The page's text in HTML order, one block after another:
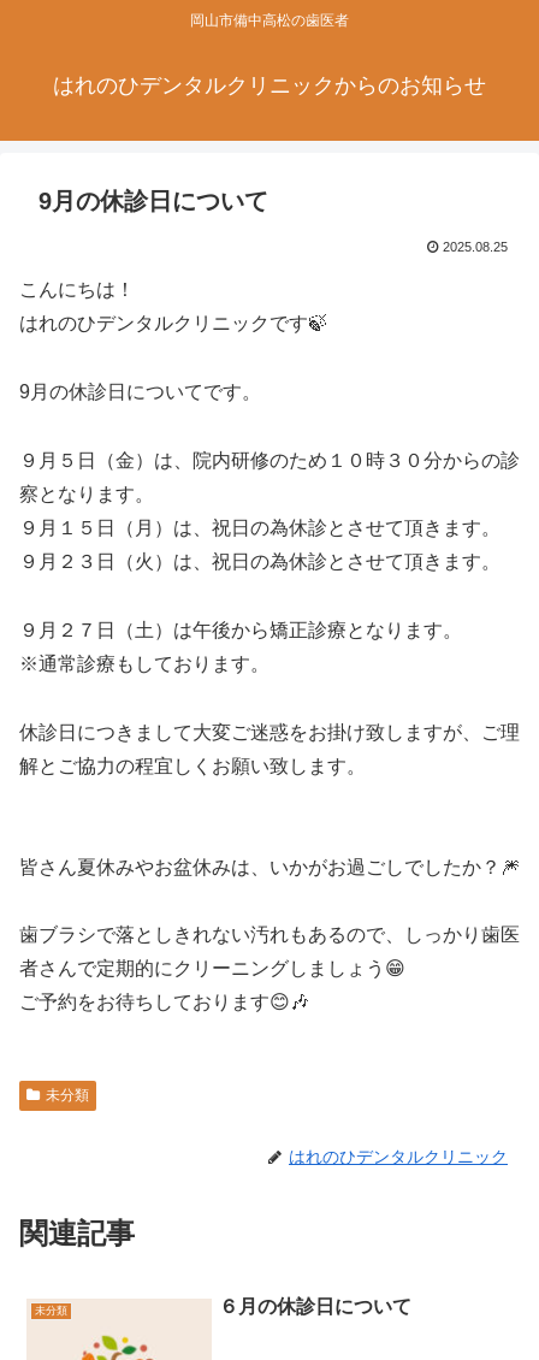
岡山市備中高松の歯医者
はれのひデンタルクリニックからのお知らせ
9月の休診日について
2025.08.25
こんにちは！
はれのひデンタルクリニックです🍃
9月の休診日についてです。
９月５日（金）は、院内研修のため１０時３０分からの診
察となります。
９月１５日（月）は、祝日の為休診とさせて頂きます。
９月２３日（火）は、祝日の為休診とさせて頂きます。
９月２７日（土）は午後から矯正診療となります。
※通常診療もしております。
休診日につきまして大変ご迷惑をお掛け致しますが、ご理
解とご協力の程宜しくお願い致します。
皆さん夏休みやお盆休みは、いかがお過ごしでしたか？🎆
歯ブラシで落としきれない汚れもあるので、しっかり歯医
者さんで定期的にクリーニングしましょう😁
ご予約をお待ちしております😊🎶
未分類
はれのひデンタルクリニック
関連記事
未分類 ６月の休診日について